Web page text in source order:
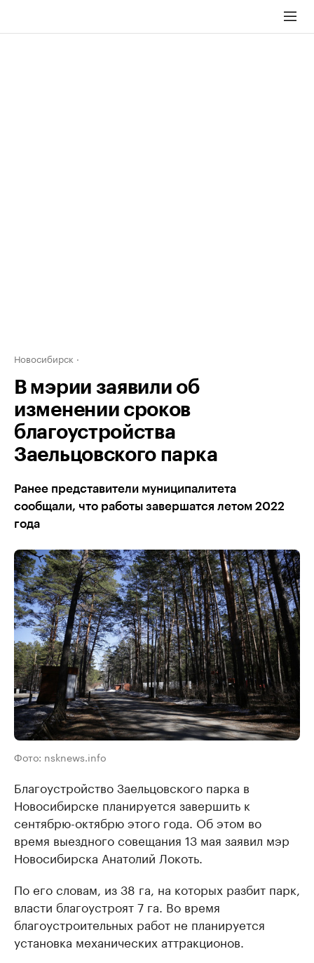
Новосибирск
В мэрии заявили об
изменении сроков
благоустройства
Заельцовского парка
Ранее представители муниципалитета
сообщали, что работы завершатся летом 2022
года
Фото: nsknews.info
Благоустройство Заельцовского парка в
Новосибирске планируется завершить к
сентябрю-октябрю этого года. Об этом во
время выездного совещания 13 мая заявил мэр
Новосибирска Анатолий Локоть.
По его словам, из 38 га, на которых разбит парк,
власти благоустроят 7 га. Во время
благоустроительных работ не планируется
установка механических аттракционов.